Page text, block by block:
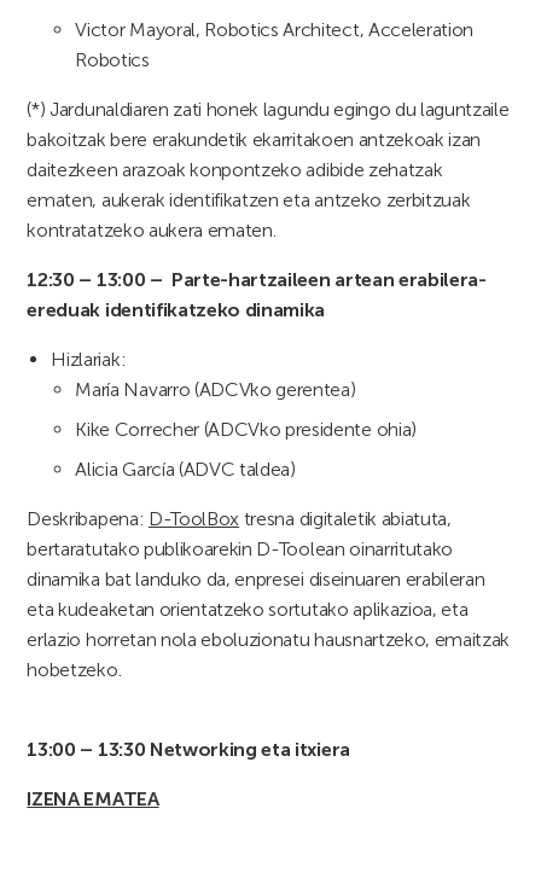
Victor Mayoral, Robotics Architect, Acceleration
Robotics
(*) Jardunaldiaren zati honek lagundu egingo du laguntzaile
bakoitzak bere erakundetik ekarritakoen antzekoak izan
daitezkeen arazoak konpontzeko adibide zehatzak
ematen, aukerak identifikatzen eta antzeko zerbitzuak
kontratatzeko aukera ematen.
12:30 – 13:00 – Parte-hartzaileen artean erabilera-
ereduak identifikatzeko dinamika
Hizlariak:
María Navarro (ADCVko gerentea)
Kike Correcher (ADCVko presidente ohia)
Alicia García (ADVC taldea)
Deskribapena: D-ToolBox tresna digitaletik abiatuta,
bertaratutako publikoarekin D-Toolean oinarritutako
dinamika bat landuko da, enpresei diseinuaren erabileran
eta kudeaketan orientatzeko sortutako aplikazioa, eta
erlazio horretan nola eboluzionatu hausnartzeko, emaitzak
hobetzeko.
13:00 – 13:30 Networking eta itxiera
IZENA EMATEA